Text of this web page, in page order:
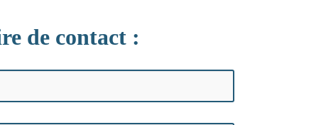
de contact :